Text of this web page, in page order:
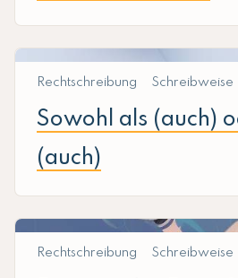
Rechtschreibung Schreibweise
Sowohl als (auch)
(auch)
Rechtschreibung Schreibweise